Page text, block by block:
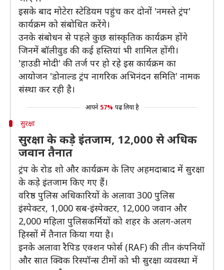
इसके बाद मोटेरा स्टेडियम पहुंच कर दोनों 'नमस्ते ट्रंप'
कार्यक्रम को संबोधित करेंगे।
उनके संबोधन से पहले कुछ सांस्कृतिक कार्यक्रम होंगे
जिनमें बॉलीवुड की कई हस्तियां भी शामिल होंगी।
'हाउडी मोदी' की तर्ज पर हो रहे इस कार्यक्रम का
आयोजन 'डोनाल्ड ट्रंप नागरिक अभिनंदन समिति' नामक
संस्था कर रही है।
आपने 57% पढ़ लिया है
सुरक्षा
सुरक्षा के कड़े इंतजाम, 12,000 से अधिक
जवान तैनात
ट्रंप के रोड शो और कार्यक्रम के लिए अहमदाबाद में सुरक्षा
के कड़े इंतजाम किए गए हैं।
वरिष्ठ पुलिस अधिकारियों के अलावा 300 पुलिस
इंस्पेक्टर, 1,000 सब-इंस्पेक्टर, 12,000 जवान और
2,000 महिला पुलिसकर्मियों को शहर के अलग-अलग
हिस्सों में तैनात किया गया है।
इनके अलावा रैपिड एक्शन फोर्स (RAF) की तीन कंपनियों
और सात क्विक रिस्पॉन्स टीमों को भी सुरक्षा व्यवस्था में